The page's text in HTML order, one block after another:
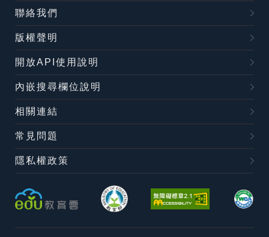
聯絡我們
版權聲明
開放API使用說明
內嵌搜尋欄位說明
相關連結
常見問題
隱私權政策